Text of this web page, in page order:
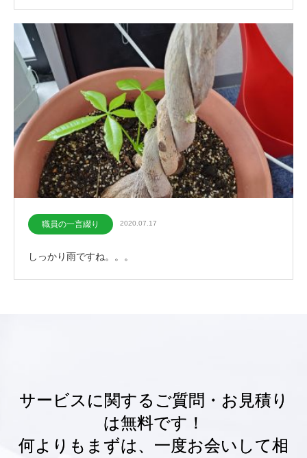
職員の一言綴り 2020.07.17
しっかり雨ですね。。。
サービスに関するご質問・お見積り
は無料です！
何よりもまずは、一度お会いして相